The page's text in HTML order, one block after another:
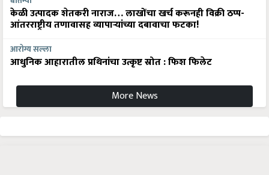
केळी उत्पादक शेतकरी नाराज… लाखोंचा खर्च करूनही विक्री ठप्प-
आंतरराष्ट्रीय तणावासह व्यापाऱ्यांच्या दबावाचा फटका!
आरोग्य सल्ला
आधुनिक आहारातील प्रथिनांचा उत्कृष्ट स्रोत : फिश फिलेट
More News